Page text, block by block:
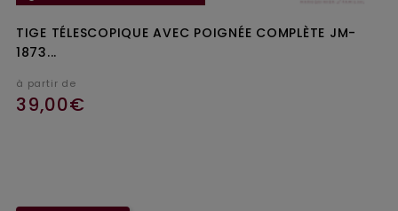
TIGE TÉLESCOPIQUE AVEC POIGNÉE COMPLÈTE JM-
1873...
à partir de
39,00€